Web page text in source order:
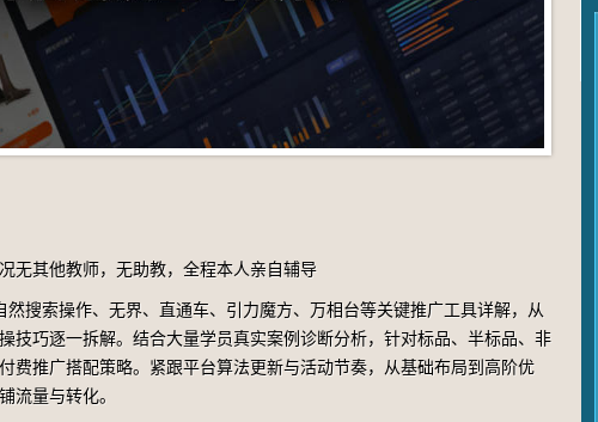
无其他教师，无助教，全程本人亲自辅导
搜索操作、无界、直通车、引力魔方、万相台等关键推广工具详解，从
技巧逐一拆解。结合大量学员真实案例诊断分析，针对标品、半标品、非
费推广搭配策略。紧跟平台算法更新与活动节奏，从基础布局到高阶优
流量与转化。